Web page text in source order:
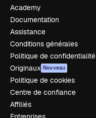
Academy
Documentation
Assistance
Conditions générales
Politique de confidentialité
Originaux Nouveau
Politique de cookies
Centre de confiance
Affiliés